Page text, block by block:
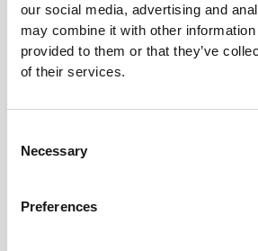
our social media, advertising and
may combine it with other information
provided to them or that they’ve
of their services.
Selection
Necessary
Preferences
Pięć
oporu —